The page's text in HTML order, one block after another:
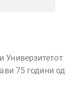
Универзитетот
75 години од